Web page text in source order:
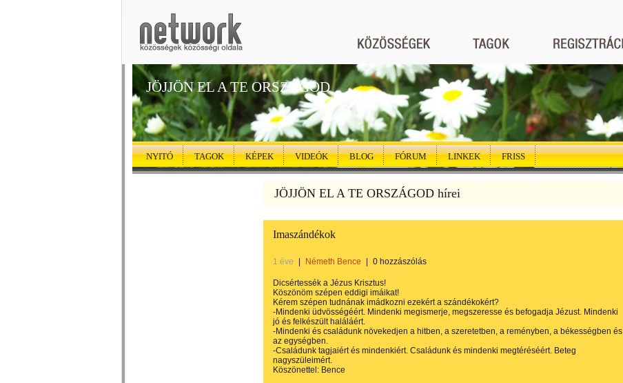
JÖJJÖN EL A TE ORSZÁGOD
NYITÓ TAGOK KÉPEK VIDEÓK BLOG FÓRUM LINKEK FRISS
JÖJJÖN EL A TE ORSZÁGOD hírei
Imaszándékok
1 éve Németh Bence 0 hozzászólás
Dicsértessék a Jézus Krisztus!
Köszönöm szépen eddigi imáikat!
Kérem szépen tudnának imádkozni ezekért a szándékokért?
-Mindenki üdvösségéért. Mindenki megismerje, megszeresse és befogadja Jézust. Mindenki
jó és felkészült haláláért.
-Mindenki és családunk növekedjen a hitben, a szeretetben, a reményben, a békességben és
az egységben.
-Családunk tagjaiért és mindenkiért. Családunk és mindenki megtéréséért. Beteg
nagyszüleimért.
Köszönettel: Bence